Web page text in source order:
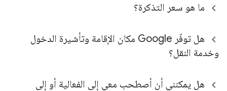
ما هو سعر التذكرة؟
هل توفّر Google مكان الإقامة وتأشيرة الدخول
وخدمة النقل؟
هل يمكنني أن أصطحب معي إلى الفعالية أو إلى